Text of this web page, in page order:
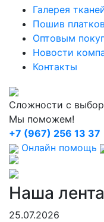
Галерея тканей
Пошив платков
Оптовым
Новости
Контакты
Сложности с
Мы поможем!
+7 (967) 256 13 37
Онлайн помощь
Наша лента
25.07.2026